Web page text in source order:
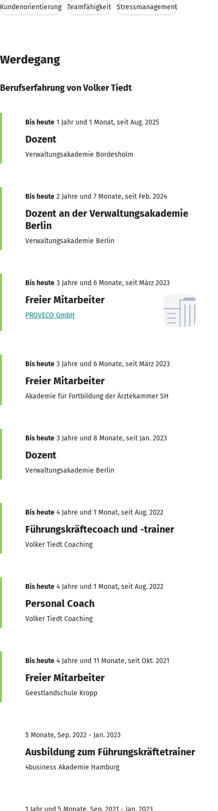
Kundenorientierung Teamfähigkeit Stressmanagement
Werdegang
Berufserfahrung von Volker Tiedt
Bis heute 1 Jahr und 1 Monat, seit Aug. 2025
Dozent
Verwaltungsakademie Bordesholm
Bis heute 2 Jahre und 7 Monate, seit Feb. 2024
Dozent an der Verwaltungsakademie
Berlin
Verwaltungsakademie Berlin
Bis heute 3 Jahre und 6 Monate, seit März 2023
Freier Mitarbeiter
PROVECO GmbH
Bis heute 3 Jahre und 6 Monate, seit März 2023
Freier Mitarbeiter
Akademie für Fortbildung der Ärztekammer SH
Bis heute 3 Jahre und 8 Monate, seit Jan. 2023
Dozent
Verwaltungsakademie Berlin
Bis heute 4 Jahre und 1 Monat, seit Aug. 2022
Führungskräftecoach und -trainer
Volker Tiedt Coaching
Bis heute 4 Jahre und 1 Monat, seit Aug. 2022
Personal Coach
Volker Tiedt Coaching
Bis heute 4 Jahre und 11 Monate, seit Okt. 2021
Freier Mitarbeiter
Geestlandschule Kropp
5 Monate, Sep. 2022 - Jan. 2023
Ausbildung zum Führungskräftetrainer
4business Akademie Hamburg
1 Jahr und 5 Monate, Sep. 2021 - Jan. 2023